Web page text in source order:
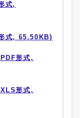
式,
式, 65.50KB)
形式,
形式,